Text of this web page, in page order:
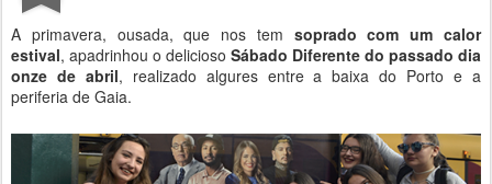
A primavera, ousada, que nos tem soprado com um calor
estival, apadrinhou o delicioso Sábado Diferente do passado dia
onze de abril, realizado algures entre a baixa do Porto e a
periferia de Gaia.